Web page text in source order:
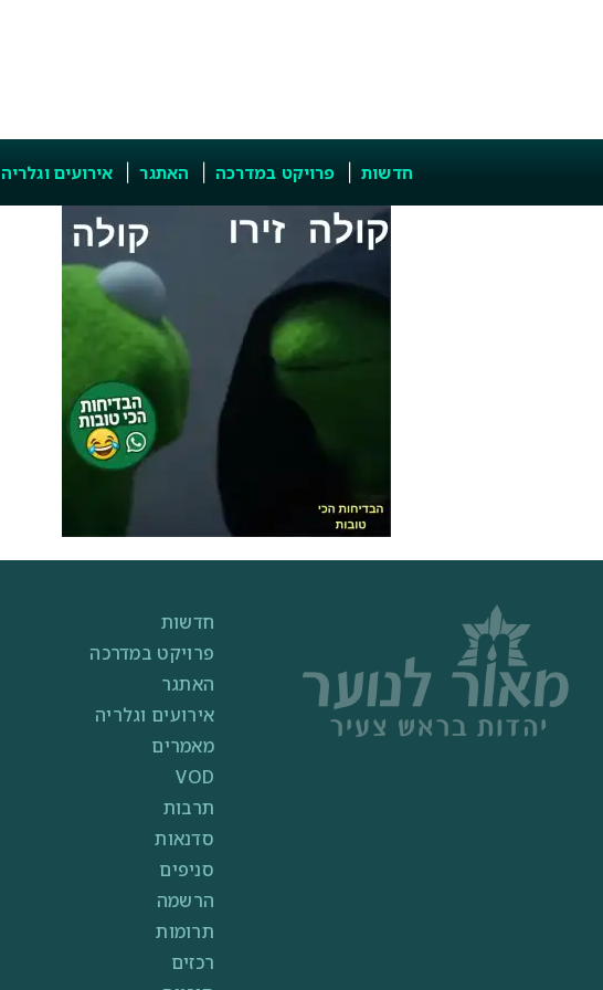
חדשות פרויקט במדרכה האתגר אירועים וגלריה
חדשות
פרויקט במדרכה
האתגר
אירועים וגלריה
מאמרים
VOD
תרבות
סדנאות
סניפים
הרשמה
תרומות
רכזים